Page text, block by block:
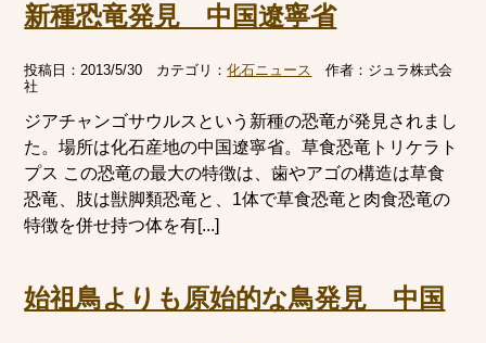
新種恐竜発見 中国遼寧省
投稿日：2013/5/30 カテゴリ：化石ニュース 作者： ジュラ株式会
社
ジアチャンゴサウルスという新種の恐竜が発見されまし
た。場所は化石産地の中国遼寧省。草食恐竜トリケラト
プス この恐竜の最大の特徴は、歯やアゴの構造は草食
恐竜、肢は獣脚類恐竜と、1体で草食恐竜と肉食恐竜の
特徴を併せ持つ体を有[...]
始祖鳥よりも原始的な鳥発見 中国